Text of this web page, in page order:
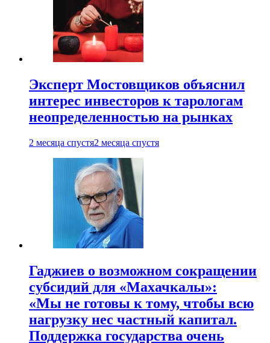
Эксперт Мостовщиков объяснил
интерес инвесторов к тарологам
неопределенностью на рынках
2 месяца спустя2 месяца спустя
Гаджиев о возможном сокращении
субсидий для «Махачкалы»:
«Мы не готовы к тому, чтобы всю
нагрузку нес частный капитал.
Поддержка государства очень